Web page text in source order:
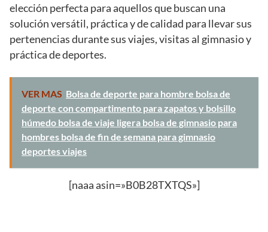
elección perfecta para aquellos que buscan una
solución versátil, práctica y de calidad para llevar sus
pertenencias durante sus viajes, visitas al gimnasio y
práctica de deportes.
VER MAS Bolsa de deporte para hombre bolsa de
deporte con compartimento para zapatos y bolsillo
húmedo bolsa de viaje ligera bolsa de gimnasio para
hombres bolsa de fin de semana para gimnasio
deportes viajes
[naaa asin=»B0B28TXTQS»]